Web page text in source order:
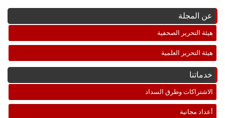
عن المجلة
هيئة التحرير الصحفية
هيئة التحرير العلمية
خدماتنا
الاشتراكات وطرق السداد
أعداد مجانية